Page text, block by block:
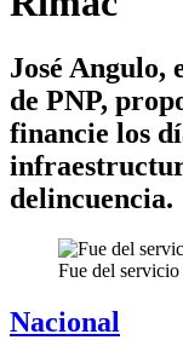
José Angulo,
de PNP,
financie los
delincuencia.
Fue del
Nacional